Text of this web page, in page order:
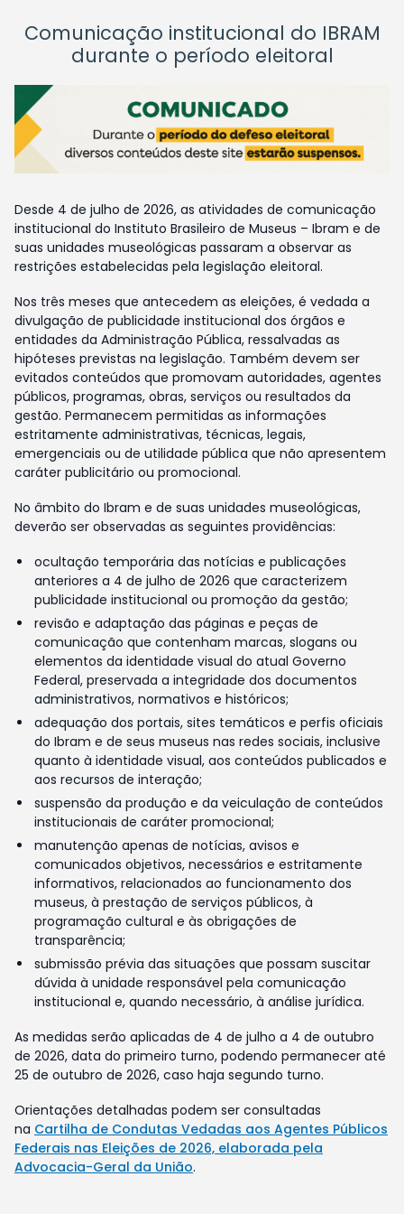
Comunicação institucional do IBRAM
durante o período eleitoral
Desde 4 de julho de 2026, as atividades de comunicação
institucional do Instituto Brasileiro de Museus – Ibram e de
suas unidades museológicas passaram a observar as
restrições estabelecidas pela legislação eleitoral.
Nos três meses que antecedem as eleições, é vedada a
divulgação de publicidade institucional dos órgãos e
entidades da Administração Pública, ressalvadas as
hipóteses previstas na legislação. Também devem ser
evitados conteúdos que promovam autoridades, agentes
públicos, programas, obras, serviços ou resultados da
gestão. Permanecem permitidas as informações
estritamente administrativas, técnicas, legais,
emergenciais ou de utilidade pública que não apresentem
caráter publicitário ou promocional.
No âmbito do Ibram e de suas unidades museológicas,
deverão ser observadas as seguintes providências:
ocultação temporária das notícias e publicações
anteriores a 4 de julho de 2026 que caracterizem
publicidade institucional ou promoção da gestão;
revisão e adaptação das páginas e peças de
comunicação que contenham marcas, slogans ou
elementos da identidade visual do atual Governo
Federal, preservada a integridade dos documentos
administrativos, normativos e históricos;
adequação dos portais, sites temáticos e perfis oficiais
do Ibram e de seus museus nas redes sociais, inclusive
quanto à identidade visual, aos conteúdos publicados e
aos recursos de interação;
suspensão da produção e da veiculação de conteúdos
institucionais de caráter promocional;
manutenção apenas de notícias, avisos e
comunicados objetivos, necessários e estritamente
informativos, relacionados ao funcionamento dos
museus, à prestação de serviços públicos, à
programação cultural e às obrigações de
transparência;
submissão prévia das situações que possam suscitar
dúvida à unidade responsável pela comunicação
institucional e, quando necessário, à análise jurídica.
As medidas serão aplicadas de 4 de julho a 4 de outubro
de 2026, data do primeiro turno, podendo permanecer até
25 de outubro de 2026, caso haja segundo turno.
Orientações detalhadas podem ser consultadas
na Cartilha de Condutas Vedadas aos Agentes Públicos
Federais nas Eleições de 2026, elaborada pela
Advocacia-Geral da União.